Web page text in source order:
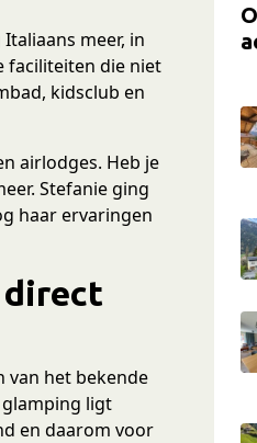
meer, in
faciliteiten die niet
kidsclub en
airlodges. Heb je
Stefanie ging
haar ervaringen
direct
van het bekende
glamping ligt
en daarom voor